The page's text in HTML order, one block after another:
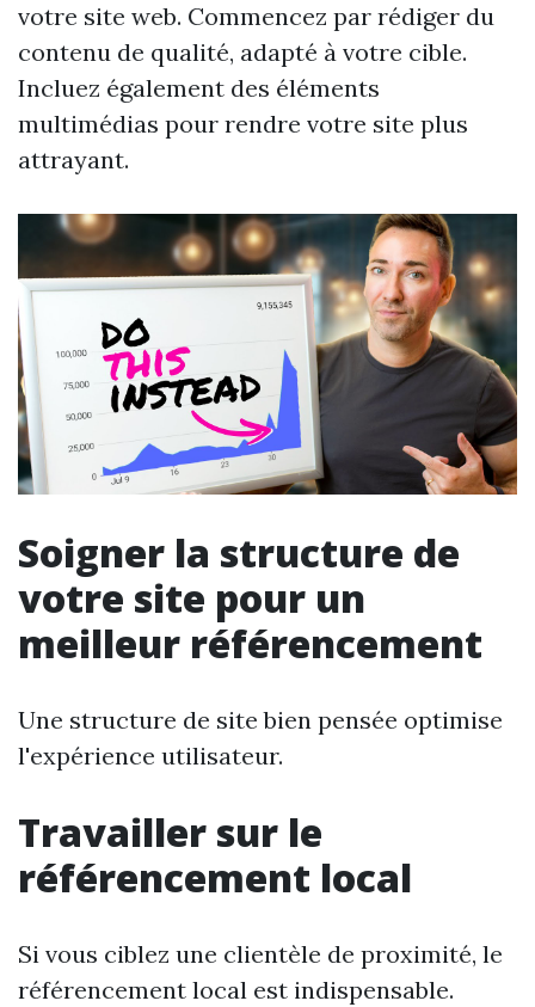
votre site web. Commencez par rédiger du
contenu de qualité, adapté à votre cible.
Incluez également des éléments
multimédias pour rendre votre site plus
attrayant.
Soigner la structure de
votre site pour un
meilleur référencement
Une structure de site bien pensée optimise
l'expérience utilisateur.
Travailler sur le
référencement local
Si vous ciblez une clientèle de proximité, le
référencement local est indispensable.